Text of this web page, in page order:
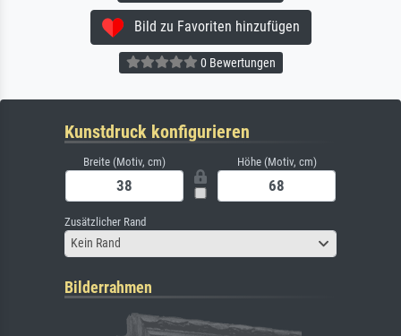
Bild zu Favoriten hinzufügen
0 Bewertungen
Kunstdruck konfigurieren
Breite (Motiv, cm) Höhe (Motiv, cm)
Zusätzlicher Rand
Kein Rand
Bilderrahmen